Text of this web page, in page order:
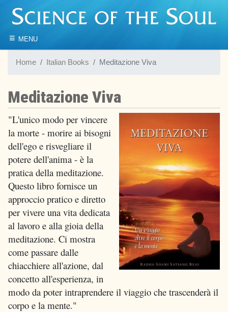
≡ MENU
Home Italian Books Meditazione Viva
Meditazione Viva
"L'unico modo per vincere
la morte - morire ai bisogni
dell'ego e risvegliare il
potere dell'anima - è la
pratica della meditazione.
Questo libro fornisce un
approccio pratico e diretto
per vivere una vita dedicata
al lavoro e alla gioia della
meditazione. Ci mostra
come passare dalle
chiacchiere all'azione, dal
concetto all'esperienza, in
modo da poter intraprendere il viaggio che trascenderà il
corpo e la mente."